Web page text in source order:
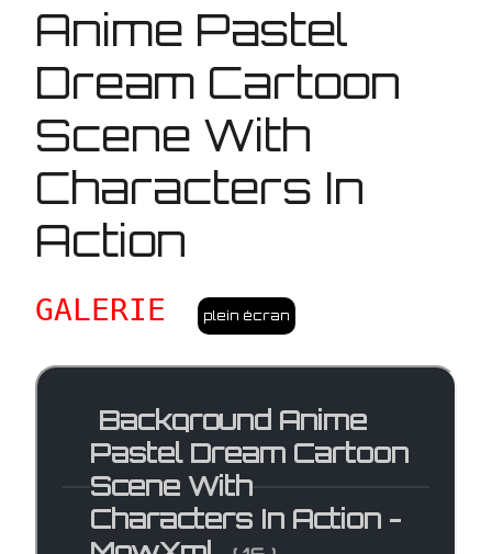
Anime Pastel
Dream Cartoon
Scene With
Characters In
Action
GALERIE plein écran